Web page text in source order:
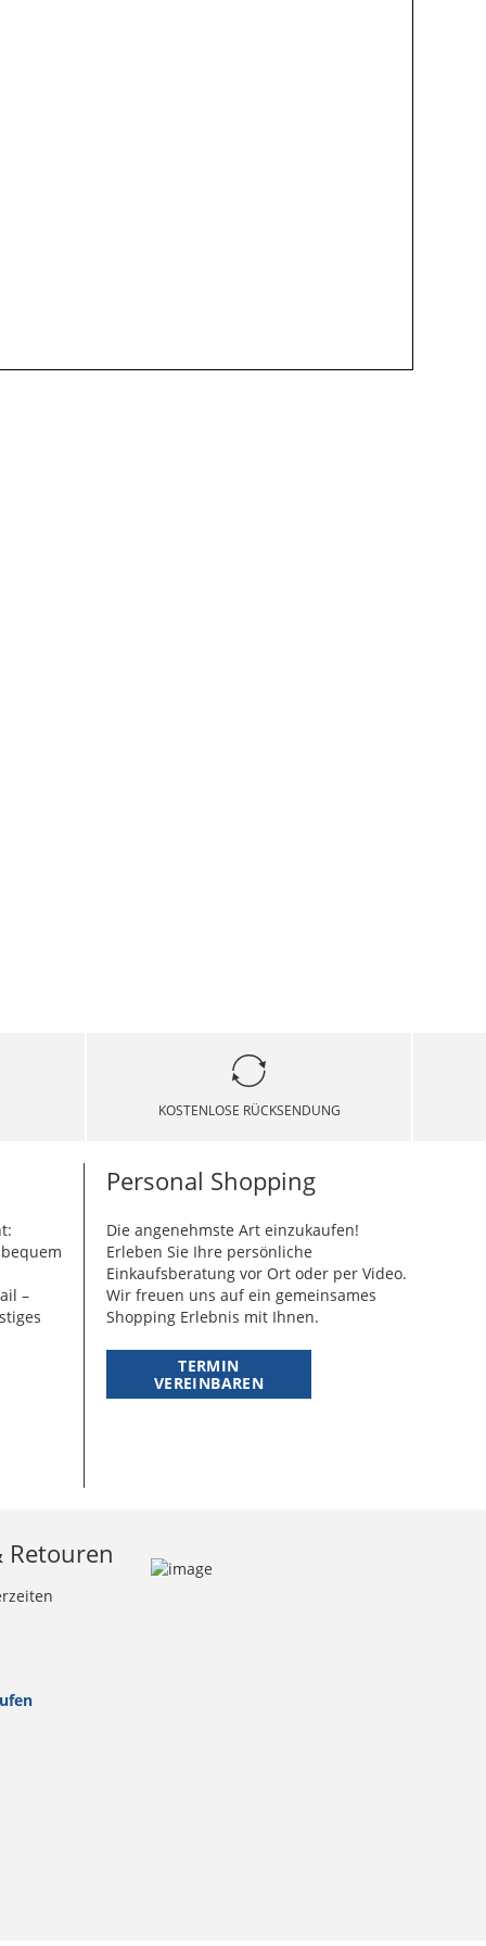
KOSTENLOSE RÜCKSENDUNG
–
Personal Shopping
Die angenehmste Art einzukaufen!
Erleben Sie Ihre persönliche
Einkaufsberatung vor Ort oder per Video.
Wir freuen uns auf ein gemeinsames
Shopping Erlebnis mit Ihnen.
TERMIN
VEREINBAREN
Retouren